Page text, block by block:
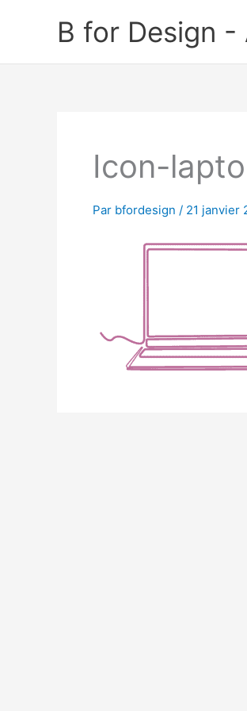
B for Design
Icon-
Par bfordesign / 21 janvier